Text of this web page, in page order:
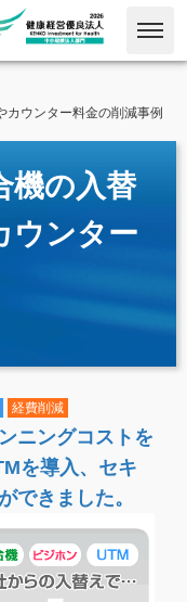
カウンター料金の削減事例
ウンター
経費削減
ニングコストを
を導入、セキ
できました。